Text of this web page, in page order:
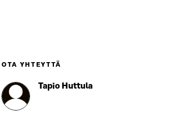
OTA YHTEYTTÄ
Tapio Huttula